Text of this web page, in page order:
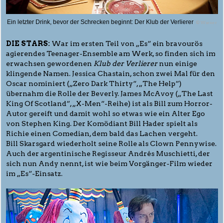
Ein letzter Drink, bevor der Schrecken beginnt: Der Klub der Verlierer © Warner
DIE STARS: War im ersten Teil von „Es“ ein bravourös
agierendes Teenager-Ensemble am Werk, so finden sich im
erwachsen gewordenen Klub der Verlierernun einige
klingende Namen. Jessica Chastain, schon zwei Mal für den
Oscar nominiert („Zero Dark Thirty“, „The Help“)
übernahm die Rolle der Beverly. James McAvoy („The Last
King Of Scotland“, „X-Men“-Reihe) ist als Bill zum Horror-
Autor gereift und damit wohl so etwas wie ein Alter Ego
von Stephen King. Der Komödiant Bill Hader spielt als
Richie einen Comedian, dem bald das Lachen vergeht.
Bill Skarsgard wiederholt seine Rolle als Clown Pennywise.
Auch der argentinische Regisseur Andrés Muschietti, der
sich nun Andy nennt, ist wie beim Vorgänger-Film wieder
im „Es“-Einsatz.